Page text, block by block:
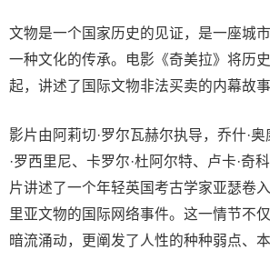
文物是一个国家历史的见证，是一座城
一种文化的传承。电影《奇美拉》将历
起，讲述了国际文物非法买卖的内幕故事
影片由阿莉切·罗尔瓦赫尔执导，乔什·
·罗西里尼、卡罗尔·杜阿尔特、卢卡·奇
片讲述了一个年轻英国考古学家亚瑟卷
里亚文物的国际网络事件。这一情节不
暗流涌动，更阐发了人性的种种弱点、本